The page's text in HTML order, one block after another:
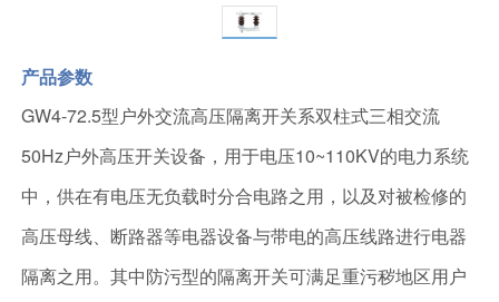
产品参数
GW4-72.5型户外交流高压隔离开关系双柱式三相交流
50Hz户外高压开关设备，用于电压10~110KV的电力系统
中，供在有电压无负载时分合电路之用，以及对被检修的
高压母线、断路器等电器设备与带电的高压线路进行电器
隔离之用。其中防污型的隔离开关可满足重污秽地区用户